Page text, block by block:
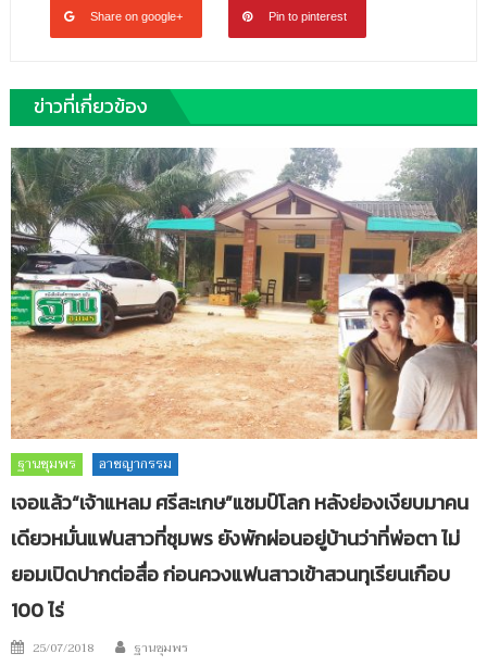
Share on google+ Pin to pinterest
ข่าวที่เกี่ยวข้อง
ฐานชุมพร อาชญากรรม
เจอแล้ว“เจ้าแหลม ศรีสะเกษ”แชมป์โลก หลังย่องเงียบมาคน
เดียวหมั่นแฟนสาวที่ชุมพร ยังพักผ่อนอยู่บ้านว่าที่พ่อตา ไม่
ยอมเปิดปากต่อสื่อ ก่อนควงแฟนสาวเข้าสวนทุเรียนเกือบ
100 ไร่
Posted
25/07/2018 Author
ฐานชุมพร